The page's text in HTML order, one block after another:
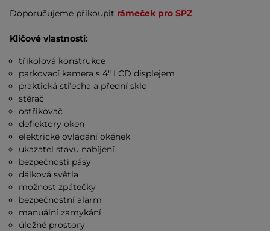
Doporučujeme přikoupit rámeček pro SPZ.
Klíčové vlastnosti:
tříkolová konstrukce
parkovací kamera s 4" LCD displejem
praktická střecha a přední sklo
stěrač
ostřikovač
deflektory oken
elektrické ovládání okének
ukazatel stavu nabíjení
bezpečností pásy
dálková světla
možnost zpátečky
bezpečnostní alarm
manuální zamykání
úložné prostory